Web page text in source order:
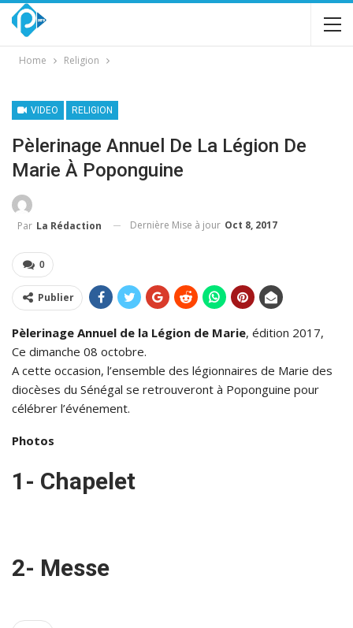
Home Religion
VIDEO RELIGION
Pèlerinage Annuel De La Légion De
Marie À Poponguine
Par La Rédaction Dernière Mise à jour Oct 8, 2017
0
Publier
Pèlerinage Annuel de la Légion de Marie, édition 2017,
Ce dimanche 08 octobre.
A cette occasion, l’ensemble des légionnaires de Marie des
diocèses du Sénégal se retrouveront à Poponguine pour
célébrer l’événement.
Photos
1- Chapelet
2- Messe